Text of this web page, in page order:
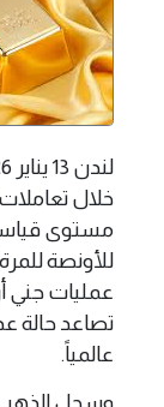
خلال
للأونصة
عمليات جني
تصاعد حالة
عالمياً.